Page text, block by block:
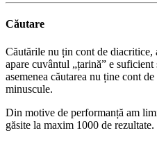
Căutare
Căutările nu țin cont de diacritice,
apare cuvântul „țarină” e
asemenea căutarea nu ține cont
minuscule.
Din motive de performanță am
găsite la maxim 1000 de rezultate.